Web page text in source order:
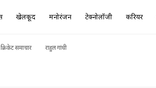
खेलकूद मनोरंजन टेक्नोलॉजी करियर
क्रिकेट समाचार राहुल गांधी